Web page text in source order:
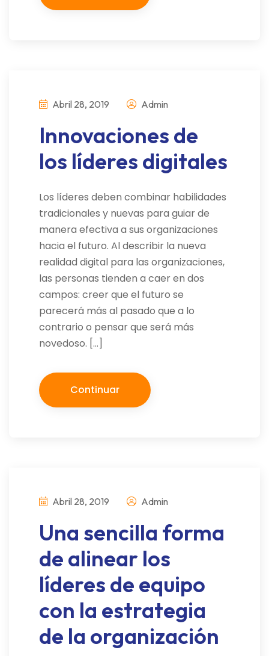
Abril 28, 2019 Admin
Innovaciones de
los líderes digitales
Los líderes deben combinar habilidades
tradicionales y nuevas para guiar de
manera efectiva a sus organizaciones
hacia el futuro. Al describir la nueva
realidad digital para las organizaciones,
las personas tienden a caer en dos
campos: creer que el futuro se
parecerá más al pasado que a lo
contrario o pensar que será más
novedoso. […]
Continuar
Abril 28, 2019 Admin
Una sencilla forma
de alinear los
líderes de equipo
con la estrategia
de la organización